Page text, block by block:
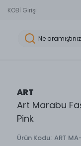
KOBİ Girişi
ART
Art Marabu
Pink
Ürün Kodu: ART